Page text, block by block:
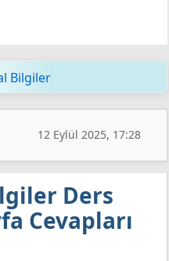
Bilgiler
12 Eylül 2025, 17:28
Ders
Cevapları